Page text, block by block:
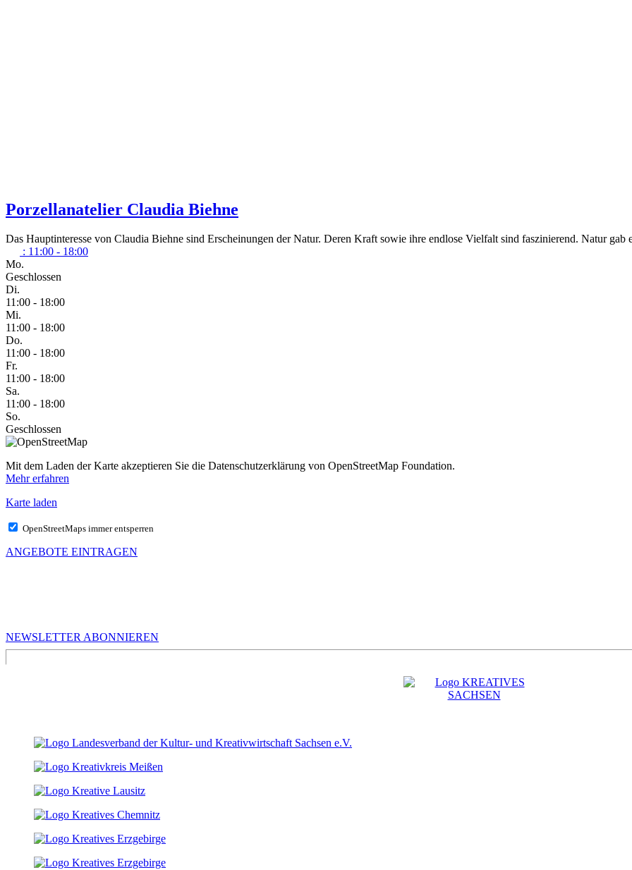
Porzellanatelier Claudia Biehne
Das Hauptinteresse von Claudia Biehne sind Erscheinungen der Natur. Deren Kraft sowie ihre endlose Vielfalt sind faszinierend. Natur gab
: 11:00 - 18:00
Mo.
Geschlossen
Di.
11:00 - 18:00
Mi.
11:00 - 18:00
Do.
11:00 - 18:00
Fr.
11:00 - 18:00
Sa.
11:00 - 18:00
So.
Geschlossen
Mit dem Laden der Karte akzeptieren Sie die Datenschutzerklärung von OpenStreetMap Foundation.
Mehr erfahren
Karte laden
OpenStreetMaps immer entsperren
ANGEBOTE EINTRAGEN
NEWSLETTER ABONNIEREN